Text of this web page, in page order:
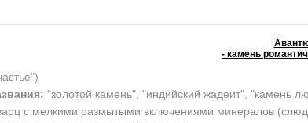
- камень
"золотой камень", "индийский жадеит", "камень
с мелкими размытыми включениями минералов